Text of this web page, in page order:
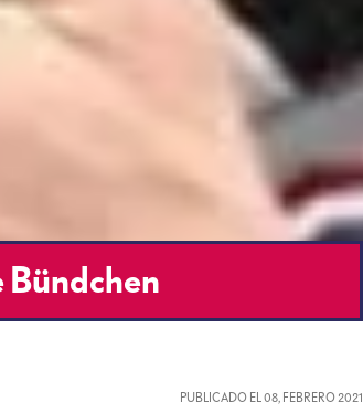
Bündchen
PUBLICADO EL08, FEBRERO 2021